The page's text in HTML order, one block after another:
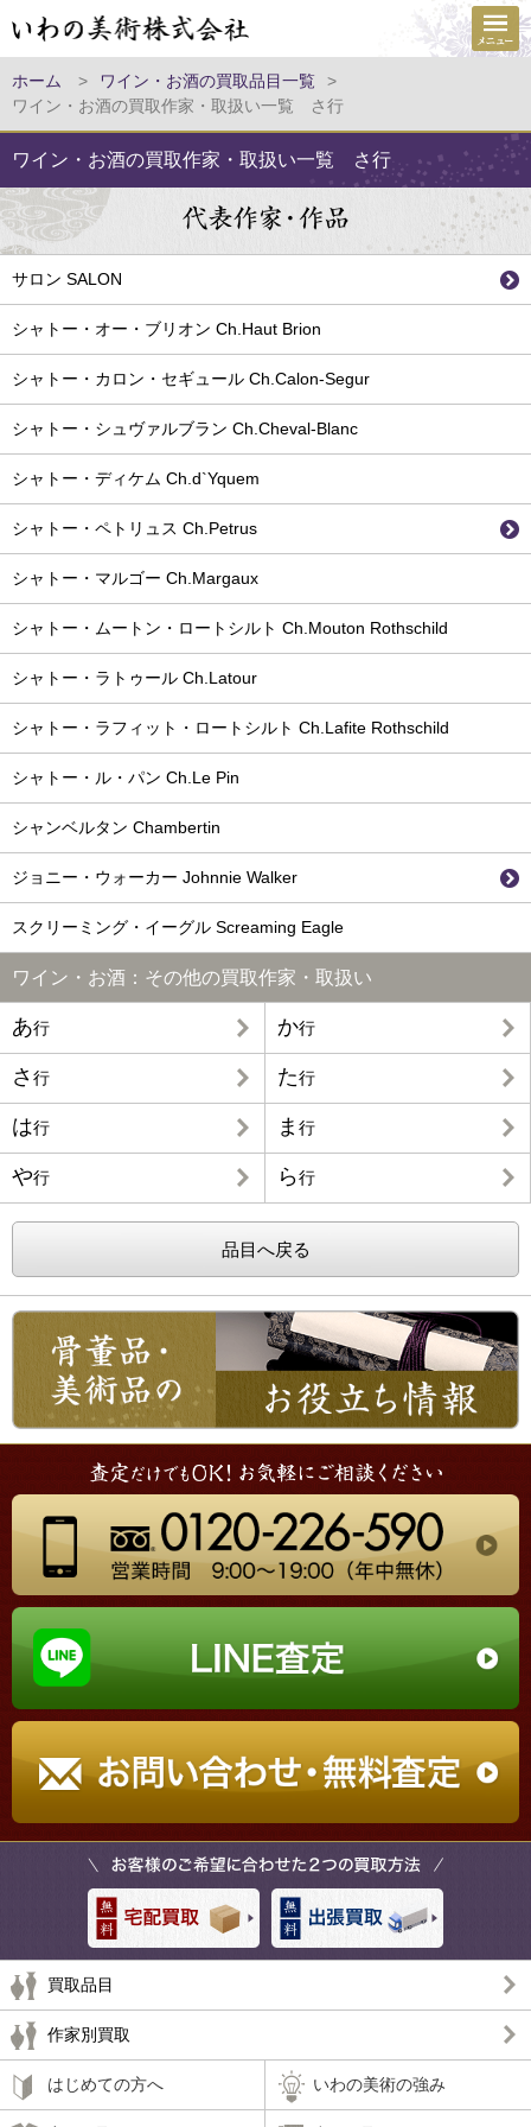
ホーム > ワイン・お酒の買取品目一覧
>
ワイン・お酒の買取作家・取扱い一覧 さ行
ワイン・お酒の買取作家・取扱い一覧 さ行
サロン SALON
シャトー・オー・ブリオン Ch.Haut Brion
シャトー・カロン・セギュール Ch.Calon-Segur
シャトー・シュヴァルブラン Ch.Cheval-Blanc
シャトー・ディケム Ch.d`Yquem
シャトー・ペトリュス Ch.Petrus
シャトー・マルゴー Ch.Margaux
シャトー・ムートン・ロートシルト Ch.Mouton Rothschild
シャトー・ラトゥール Ch.Latour
シャトー・ラフィット・ロートシルト Ch.Lafite Rothschild
シャトー・ル・パン Ch.Le Pin
シャンベルタン Chambertin
ジョニー・ウォーカー Johnnie Walker
スクリーミング・イーグル Screaming Eagle
ワイン・お酒：その他の買取作家・取扱い
あ行 か行
さ行 た行
は行 ま 行
や行 ら行
品目へ戻る
買取品目
作家別買取
はじめての方へ いわの美術の強み